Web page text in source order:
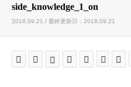
side_knowledge_1_on
2018.09.21 / 最終更新日：2018.09.21